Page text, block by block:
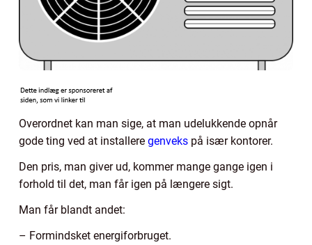
Overordnet kan man sige, at man udelukkende opnår
gode ting ved at installere genveks på især kontorer.
Den pris, man giver ud, kommer mange gange igen i
forhold til det, man får igen på længere sigt.
Man får blandt andet:
– Formindsket energiforbruget.